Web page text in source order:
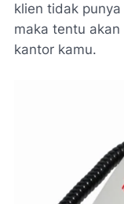
klien tidak
maka tentu
kantor kamu.